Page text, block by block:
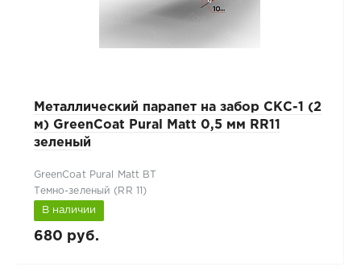
Металлический парапет на забор СКС-1 (2
м) GreenCoat Pural Matt 0,5 мм RR11
зеленый
GreenCoat Pural Matt BT
Темно-зеленый (RR 11)
В наличии
680 руб.